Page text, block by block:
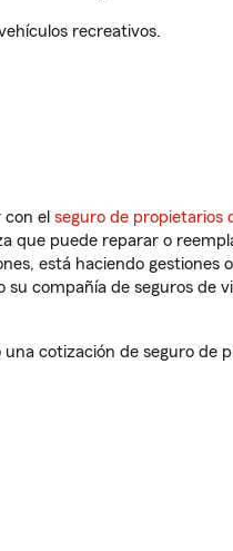
recreativos.
el seguro de propietarios
que puede reparar o
está haciendo gestiones
compañía de seguros de
cotización de seguro de